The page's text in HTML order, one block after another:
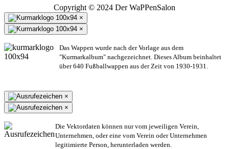
Copyright © 2024 Der WaPPenSalon
×
×
Das Wappen wurde nach der Vorlage aus dem
"Kurmarkalbum" nachgezeichnet. Dieses Album beinhaltet
über 640 Fußballwappen aus der Zeit von 1930-1931.
×
×
Die Vektordaten können nur vom jeweiligen Verein,
Unternehmen, oder eine vom Verein oder Unternehmen
legitimierte Person, herunterladen werden.